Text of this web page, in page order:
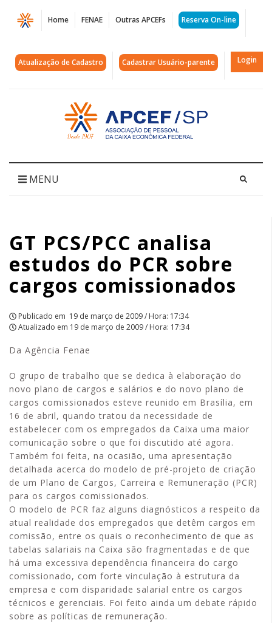
Página
GT
PCS/PCC
estudos
sobre
|
APCEF/SP
Home FENAE Outras APCEFs Reserva On-line
Atualização de Cadastro Cadastrar Usuário-parente Login
Acessar
página
inicial
MENU
GT PCS/PCC analisa
estudos do PCR sobre
cargos comissionados
Publicado em 19 de março de 2009 / Hora: 17:34
Atualizado em 19 de março de 2009 / Hora: 17:34
Da Agência Fenae
O grupo de trabalho que se dedica à elaboração do
novo plano de cargos e salários e do novo plano de
cargos comissionados esteve reunido em Brasília, em
16 de abril, quando tratou da necessidade de
estabelecer com os empregados da Caixa uma maior
comunicação sobre o que foi discutido até agora.
Também foi feita, na ocasião, uma apresentação
detalhada acerca do modelo de pré-projeto de criação
de um Plano de Cargos, Carreira e Remuneração (PCR)
para os cargos comissionados.
O modelo de PCR faz alguns diagnósticos a respeito da
atual realidade dos empregados que detêm cargos em
comissão, entre os quais o reconhecimento de que as
tabelas salariais na Caixa são fragmentadas e de que
há uma excessiva dependência financeira do cargo
comissionado, com forte vinculação à estrutura da
empresa e com disparidade salarial entre os cargos
técnicos e gerenciais. Foi feito ainda um debate rápido
sobre as políticas de remuneração.